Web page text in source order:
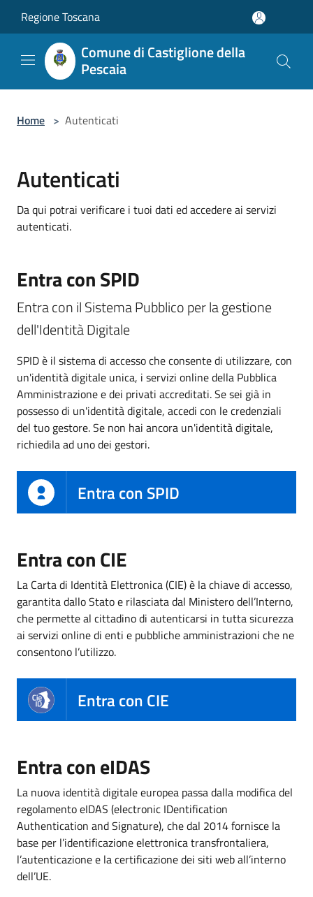
Regione Toscana
Comune di Castiglione della
Pescaia
Home > Autenticati
Autenticati
Da qui potrai verificare i tuoi dati ed accedere ai servizi
autenticati.
Entra con SPID
Entra con il Sistema Pubblico per la gestione
dell'Identità Digitale
SPID è il sistema di accesso che consente di utilizzare, con
un'identità digitale unica, i servizi online della Pubblica
Amministrazione e dei privati accreditati. Se sei già in
possesso di un'identità digitale, accedi con le credenziali
del tuo gestore. Se non hai ancora un'identità digitale,
richiedila ad uno dei gestori.
Entra con SPID
Entra con CIE
La Carta di Identità Elettronica (CIE) è la chiave di accesso,
garantita dallo Stato e rilasciata dal Ministero dell’Interno,
che permette al cittadino di autenticarsi in tutta sicurezza
ai servizi online di enti e pubbliche amministrazioni che ne
consentono l’utilizzo.
Entra con CIE
Entra con eIDAS
La nuova identità digitale europea passa dalla modifica del
regolamento eIDAS (electronic IDentification
Authentication and Signature), che dal 2014 fornisce la
base per l’identificazione elettronica transfrontaliera,
l’autenticazione e la certificazione dei siti web all’interno
dell’UE.